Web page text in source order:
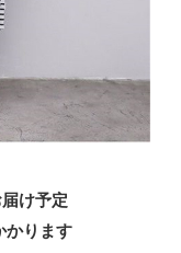
け予定
かります